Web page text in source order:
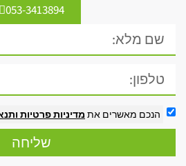
053-3413894
הנכם מאשרים את מדיניות פרטיות
שליחה